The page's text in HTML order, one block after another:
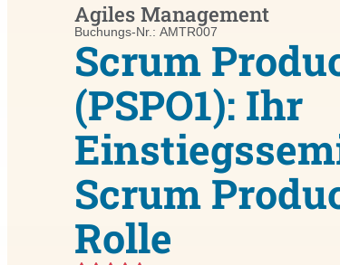
Agiles Management
Buchungs-Nr.: AMTR007
Scrum
(PSPO1): Ihr
Scrum
Rolle